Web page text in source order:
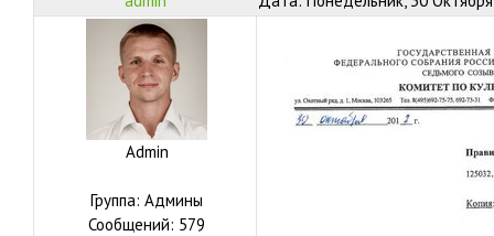
Admin
Группа: Админы
Сообщений: 579